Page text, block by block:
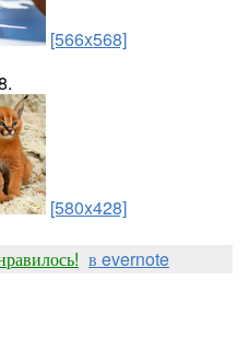
[566x568]
[580x428]
в evernote